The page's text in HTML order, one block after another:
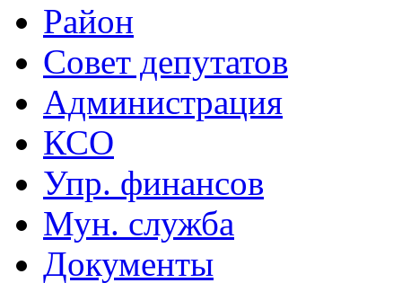
Район
Совет депутатов
Администрация
КСО
Упр. финансов
Мун. служба
Документы